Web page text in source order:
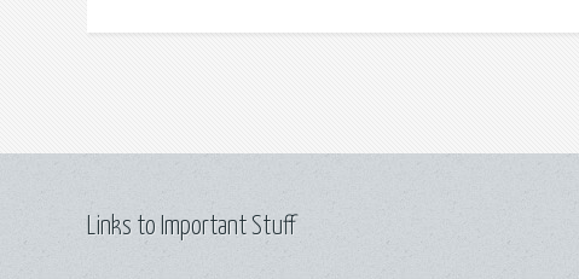
Links to Important Stuff